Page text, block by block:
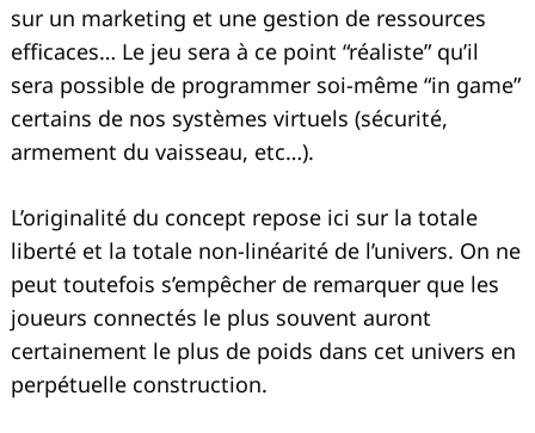
sur un marketing et une gestion de ressources
efficaces… Le jeu sera à ce point “réaliste” qu’il
sera possible de programmer soi-même “in game”
certains de nos systèmes virtuels (sécurité,
armement du vaisseau, etc…).
L’originalité du concept repose ici sur la totale
liberté et la totale non-linéarité de l’univers. On ne
peut toutefois s’empêcher de remarquer que les
joueurs connectés le plus souvent auront
certainement le plus de poids dans cet univers en
perpétuelle construction.